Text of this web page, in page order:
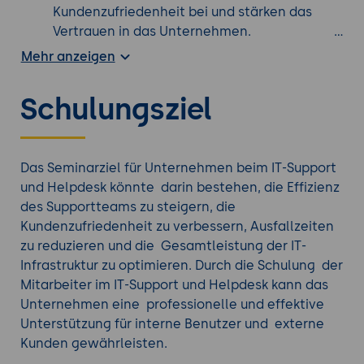
Kundenzufriedenheit bei und stärken das
Vertrauen in das Unternehmen.
Reduzierte Kosten:
senken. Der Support kann Probleme proaktiv
angehen, um größere Ausfälle oder teure
Supportmitarbeiter in der Lage sein, mehrere
Probleme gleichzeitig zu lösen, was die
Notwendigkeit zusätzlicher Ressourcen
reduziert.
Effektive Ressourcennutzung:Ein
zentralisierter IT-Support und Helpdesk
ermöglicht eine effiziente Nutzung von
Ressourcen. Durch die Standardisierung von
Prozessen und Tools können
Supportmitarbeiter ihre Aufgaben effektiver
Mehr anzeigen
Schulungsziel
Das Seminarziel für Unternehmen beim IT-Support
und Helpdesk könnte darin bestehen, die Effizienz
des Supportteams zu steigern, die
Kundenzufriedenheit zu verbessern, Ausfallzeiten
zu reduzieren und die Gesamtleistung der IT-
Infrastruktur zu optimieren. Durch die Schulung der
Mitarbeiter im IT-Support und Helpdesk kann das
Unternehmen eine professionelle und effektive
Unterstützung für interne Benutzer und externe
Kunden gewährleisten.